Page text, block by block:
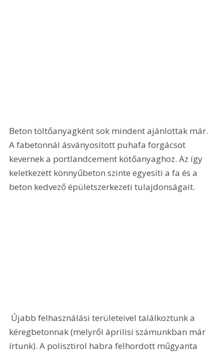
Beton töltőanyagként sok mindent ajánlottak már.
A fabetonnál ásványosított puhafa forgácsot
kevernek a portlandcement kötőanyaghoz. Az így
keletkezett könnyűbeton szinte egyesíti a fa és a
beton kedvező épületszerkezeti tulajdonságait.
kéregbetonnak (melyről áprilisi számunkban már
írtunk). A polisztirol habra felhordott műgyanta